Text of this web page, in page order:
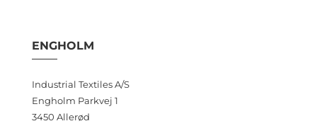
ENGHOLM
Industrial Textiles A/S
Engholm Parkvej 1
3450 Allerød